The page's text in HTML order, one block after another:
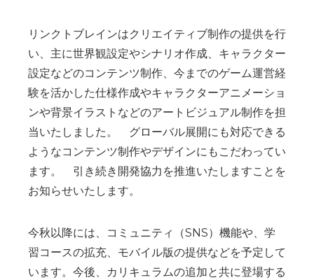
リンクトブレインはクリエイティブ制作の提供を行
い、主に世界観設定やシナリオ作成、キャラクター
設定などのコンテンツ制作、今までのゲーム運営経
験を活かした仕様作成やキャラクターアニメーショ
ンや背景イラストなどのアートビジュアル制作を担
当いたしました。 グローバル展開にも対応できる
ようなコンテンツ制作やデザインにもこだわってい
ます。 引き続き開発協力を推進いたしますことを
お知らせいたします。
今秋以降には、コミュニティ（SNS）機能や、学
習コースの拡充、モバイル版の提供などを予定して
います。今後、カリキュラムの追加と共に登場する